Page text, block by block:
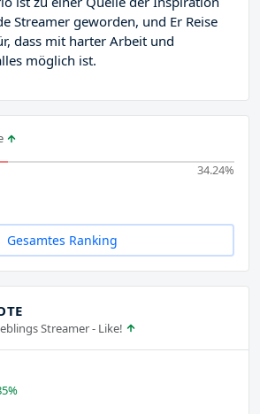
Streamer geworden, und Er Reise
dass mit harter Arbeit und
möglich ist.
34.24%
Gesamtes Ranking
Streamer - Like!